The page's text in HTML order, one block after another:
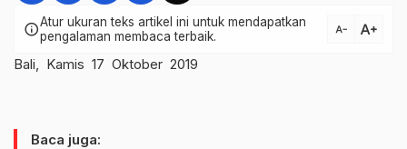
infoAtur ukuran teks artikel ini untuk mendapatkan
pengalaman membaca terbaik.
text_decrease text_increase
Bali, Kamis 17 Oktober 2019
Baca juga: